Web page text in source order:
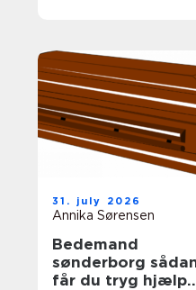
31. july 2026
Annika Sørensen
Bedemand
sønderborg sådan
får du tryg hjælp i